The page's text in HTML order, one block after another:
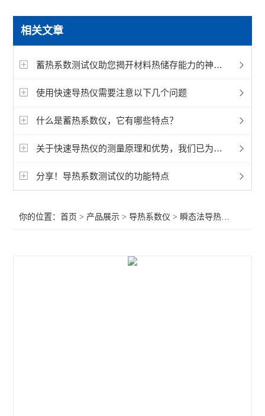
瞬态导热仪
快速导热仪
高温导热仪
平板导热仪
热流法导热系数仪
相关文章
蓄热系数测试仪助您揭开材料热储存能力的神秘面纱
使用快速导热仪需要注意以下几个问题
什么是蓄热系数仪，它有哪些特点？
关于快速导热仪的测量原理和优势，我们已为您整理好了
分享！导热系数测试仪的功能特点
你的位置：首页 > 产品展示 >导热系数仪 > 瞬态法导热系数仪